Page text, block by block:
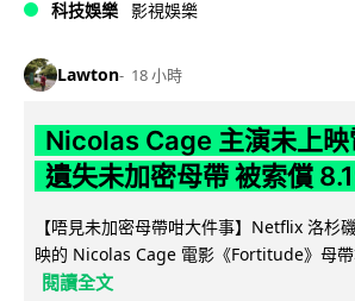
科技娛樂 影視娛樂
Lawton 18 小時
Nicolas Cage 主演未上
遺失未加密母帶 被索償
【唔見未加密母帶咁大件事】Netflix 洛杉
映的 Nicolas Cage 電影《Fortitude》母
閱讀全文